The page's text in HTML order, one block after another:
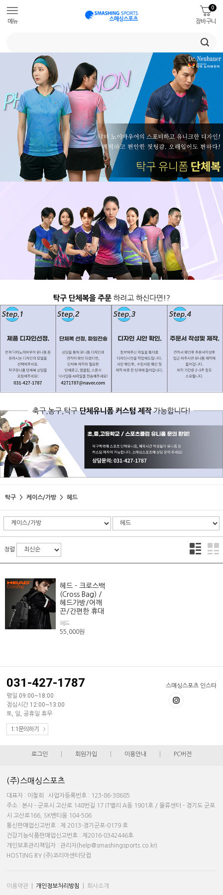
메뉴 장바구니
0
탁구 케이스/가방 헤드
정렬
헤드 - 크로스백
(Cross Bag) /
헤드가방/어깨
끈/간편한 휴대
헤드
55,000원
스매싱스포츠 인스타
031-427-1787
평일 09:00~18:00
점심시간 12:00~13:00
토, 일, 공휴일 휴무
1:1문의하기
로그인 회원가입 이용안내 PC버전
(주)스매싱스포츠
대표자 : 이철희 사업자등록번호 : 123-86-38685
주소 : 본사 - 군포시 고산로 148번길 17 IT밸리 A동 1901호 / 물류센터 - 경기도 군포
시 고산로166, SK벤티움 104-506
통신판매업신고번호 : 제 2013-경기군포-0179 호
건강기능식품판매업신고번호 : 제2016-0342446호
개인보호관리책임자 : 관리자(help@smashingsports.co.kr)
HOSTING BY (주)코리아센터닷컴
이용약관 개인정보처리방침 회사소개